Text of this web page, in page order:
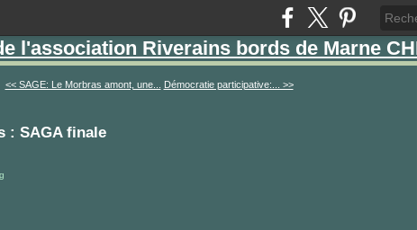
l'association Riverains bords de Marne
<< SAGE: Le Morbras amont, une... Démocratie participative:... >>
: SAGA finale